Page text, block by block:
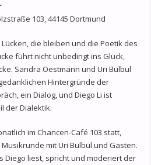
103, 44145 Dortmund
die bleiben und die Poetik des
führt nicht unbedingt ins Glück,
Sandra Oestmann und Uri Bülbül
Hintergründe der
ein Dialog, und Diego Li ist
der Dialektik.
im Chancen-Café 103 statt,
mit Uri Bülbül und Gästen.
Diego liest, spricht und moderiert der